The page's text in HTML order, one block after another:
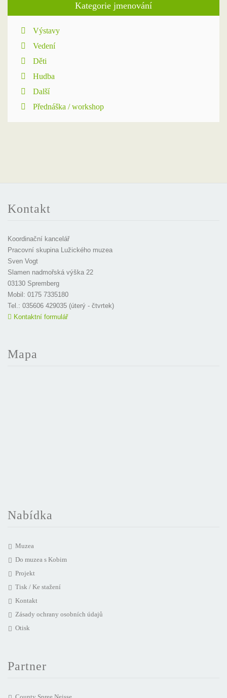
Kategorie jmenování
Výstavy
Vedení
Děti
Hudba
Další
Přednáška / workshop
Kontakt
Koordinační kancelář
Pracovní skupina Lužického muzea
Sven Vogt
Slamen nadmořská výška 22
03130 Spremberg
Mobil: 0175 7335180
Tel.: 035606 429035 (úterý - čtvrtek)
Kontaktní formulář
Mapa
Nabídka
Muzea
Do muzea s Kobim
Projekt
Tisk / Ke stažení
Kontakt
Zásady ochrany osobních údajů
Otisk
Partner